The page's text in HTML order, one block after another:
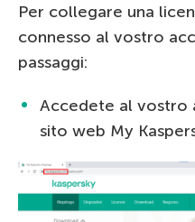
Per collegare una
connesso al vostro
passaggi:
Accedete al vostro
sito web My